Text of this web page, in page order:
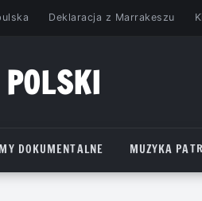
Deklaracja z Marrakeszu
DOKUMENTALNE MUZYKA